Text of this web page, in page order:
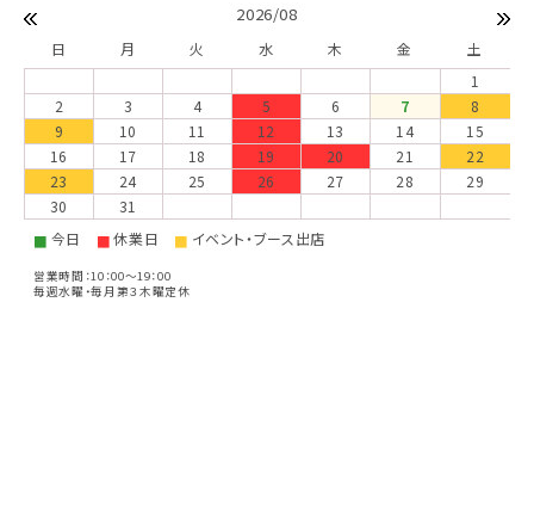
2026/08
日 月 火 水 木 金
土
1
2
3 4 5 6 7
8
9
10 11 12 13 14
15
16
17 18 19 20 21
22
23
24 25 26 27 28
29
30
31
■ 今日 ■休業日 ■ イベント・ブース出店
営業時間：10：00～19：00
毎週水曜・毎月第３木曜定休